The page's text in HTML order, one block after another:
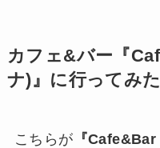
カフェ&バー『
ナ)』に行ってみた
こちらが 『